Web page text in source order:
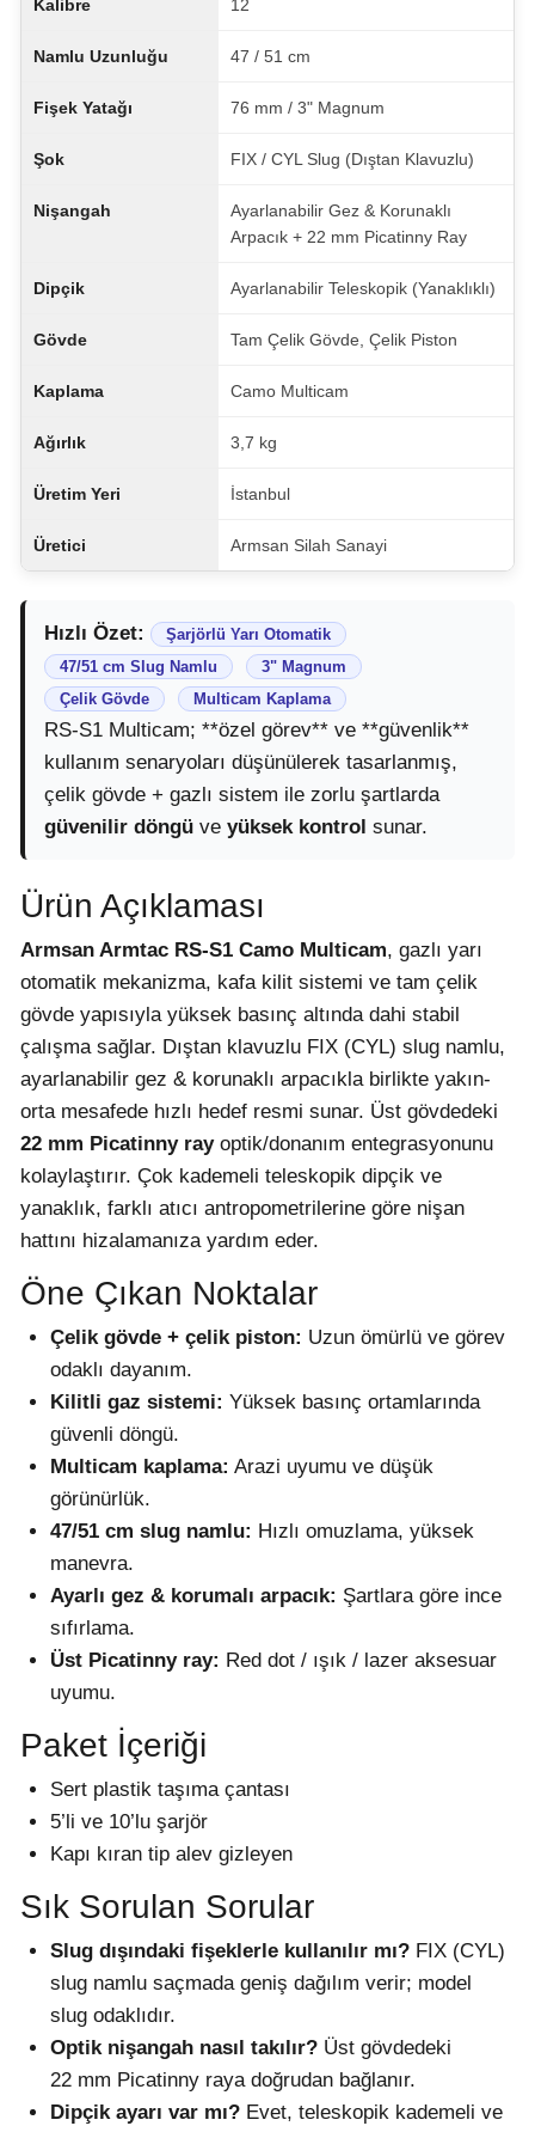
Kalibre 12
Namlu Uzunluğu 47 / 51 cm
Fişek Yatağı 76 mm / 3" Magnum
Şok FIX / CYL Slug (Dıştan Klavuzlu)
Nişangah
Ayarlanabilir Gez & Korunaklı
Arpacık + 22 mm Picatinny Ray
Dipçik Ayarlanabilir Teleskopik (Yanaklıklı)
Gövde Tam Çelik Gövde, Çelik Piston
Kaplama Camo Multicam
Ağırlık 3,7 kg
Üretim Yeri İstanbul
Üretici Armsan Silah Sanayi
Hızlı Özet:
Şarjörlü Yarı Otomatik
47/51 cm Slug Namlu
3" Magnum
Çelik Gövde
Multicam Kaplama
RS-S1 Multicam; **özel görev** ve **güvenlik**
kullanım senaryoları düşünülerek tasarlanmış,
çelik gövde + gazlı sistem ile zorlu şartlarda
güvenilir döngüve yüksek kontrol sunar.
Ürün Açıklaması
Armsan Armtac RS-S1 Camo Multicam, gazlı yarı
otomatik mekanizma, kafa kilit sistemi ve tam çelik
gövde yapısıyla yüksek basınç altında dahi stabil
çalışma sağlar. Dıştan klavuzlu FIX (CYL) slug namlu,
ayarlanabilir gez & korunaklı arpacıkla birlikte yakın-
orta mesafede hızlı hedef resmi sunar. Üst gövdedeki
22 mm Picatinny rayoptik/donanım entegrasyonunu
kolaylaştırır. Çok kademeli teleskopik dipçik ve
yanaklık, farklı atıcı antropometrilerine göre nişan
hattını hizalamanıza yardım eder.
Öne Çıkan Noktalar
Çelik gövde + çelik piston: Uzun ömürlü ve görev
odaklı dayanım.
Kilitli gaz sistemi: Yüksek basınç ortamlarında
güvenli döngü.
Multicam kaplama: Arazi uyumu ve düşük
görünürlük.
47/51 cm slug namlu: Hızlı omuzlama, yüksek
manevra.
Ayarlı gez & korumalı arpacık: Şartlara göre ince
sıfırlama.
Üst Picatinny ray: Red dot / ışık / lazer aksesuar
uyumu.
Paket İçeriği
Sert plastik taşıma çantası
5’li ve 10’lu şarjör
Kapı kıran tip alev gizleyen
Sık Sorulan Sorular
Slug dışındaki fişeklerle kullanılır mı? FIX (CYL)
slug namlu saçmada geniş dağılım verir; model
slug odaklıdır.
Optik nişangah nasıl takılır? Üst gövdedeki
22 mm Picatinny raya doğrudan bağlanır.
Dipçik ayarı var mı? Evet, teleskopik kademeli ve